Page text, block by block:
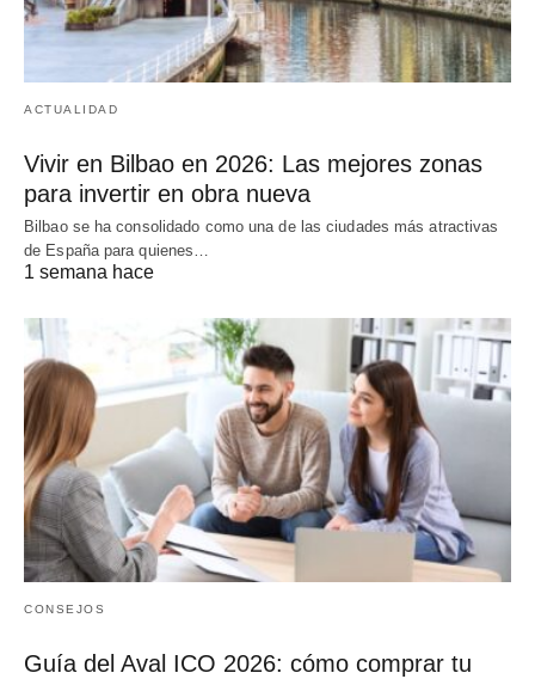
ACTUALIDAD
Vivir en Bilbao en 2026: Las mejores zonas
para invertir en obra nueva
Bilbao se ha consolidado como una de las ciudades más atractivas
de España para quienes…
1 semana hace
CONSEJOS
Guía del Aval ICO 2026: cómo comprar tu